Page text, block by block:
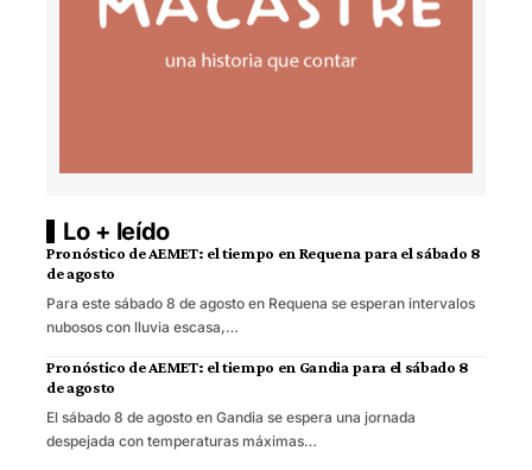
Lo + leído
Pronóstico de AEMET: el tiempo en Requena para el sábado 8
de agosto
Para este sábado 8 de agosto en Requena se esperan intervalos
nubosos con lluvia escasa,…
Pronóstico de AEMET: el tiempo en Gandia para el sábado 8
de agosto
El sábado 8 de agosto en Gandia se espera una jornada
despejada con temperaturas máximas…